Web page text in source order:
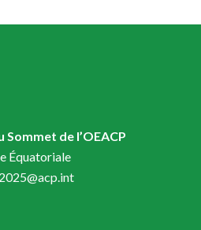
de l’OEACP
Équatoriale